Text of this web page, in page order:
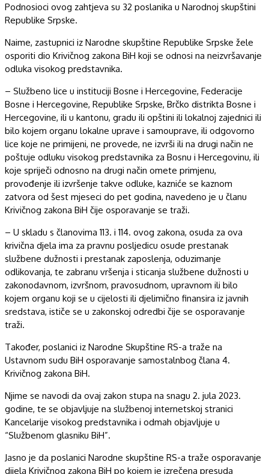
Podnosioci ovog zahtjeva su 32 poslanika u Narodnoj skupštini
Republike Srpske.
Naime, zastupnici iz Narodne skupštine Republike Srpske žele
osporiti dio Krivičnog zakona BiH koji se odnosi na neizvršavanje
odluka visokog predstavnika.
– Službeno lice u instituciji Bosne i Hercegovine, Federacije
Bosne i Hercegovine, Republike Srpske, Brčko distrikta Bosne i
Hercegovine, ili u kantonu, gradu ili opštini ili lokalnoj zajednici ili
bilo kojem organu lokalne uprave i samouprave, ili odgovorno
lice koje ne primijeni, ne provede, ne izvrši ili na drugi način ne
poštuje odluku visokog predstavnika za Bosnu i Hercegovinu, ili
koje spriječi odnosno na drugi način omete primjenu,
provođenje ili izvršenje takve odluke, kazniće se kaznom
zatvora od šest mjeseci do pet godina, navedeno je u članu
Krivičnog zakona BiH čije osporavanje se traži.
– U skladu s članovima 113. i 114. ovog zakona, osuda za ova
krivična djela ima za pravnu posljedicu osude prestanak
službene dužnosti i prestanak zaposlenja, oduzimanje
odlikovanja, te zabranu vršenja i sticanja službene dužnosti u
zakonodavnom, izvršnom, pravosudnom, upravnom ili bilo
kojem organu koji se u cijelosti ili djelimično finansira iz javnih
sredstava, ističe se u zakonskoj odredbi čije se osporavanje
traži.
Također, poslanici iz Narodne Skupštine RS-a traže na
Ustavnom sudu BiH osporavanje samostalnbog člana 4.
Krivičnog zakona BiH.
Njime se navodi da ovaj zakon stupa na snagu 2. jula 2023.
godine, te se objavljuje na službenoj internetskoj stranici
Kancelarije visokog predstavnika i odmah objavljuje u
“Službenom glasniku BiH”.
Jasno je da poslanici Narodne skupštine RS-a traže osporavanje
dijela Krivičnog zakona BiH po kojem je izrečena presuda